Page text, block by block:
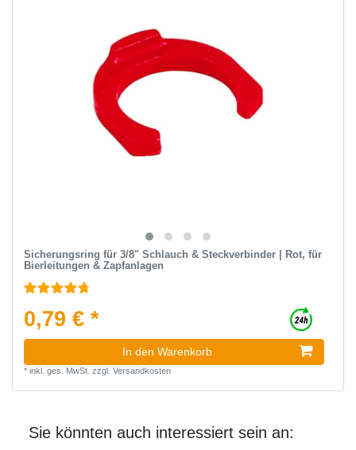
Sicherungsring für 3/8" Schlauch & Steckverbinder | Rot, für
Bierleitungen & Zapfanlagen
0,79 € *
In den Warenkorb
* inkl. ges. MwSt. zzgl. Versandkosten
Sie könnten auch interessiert sein an: